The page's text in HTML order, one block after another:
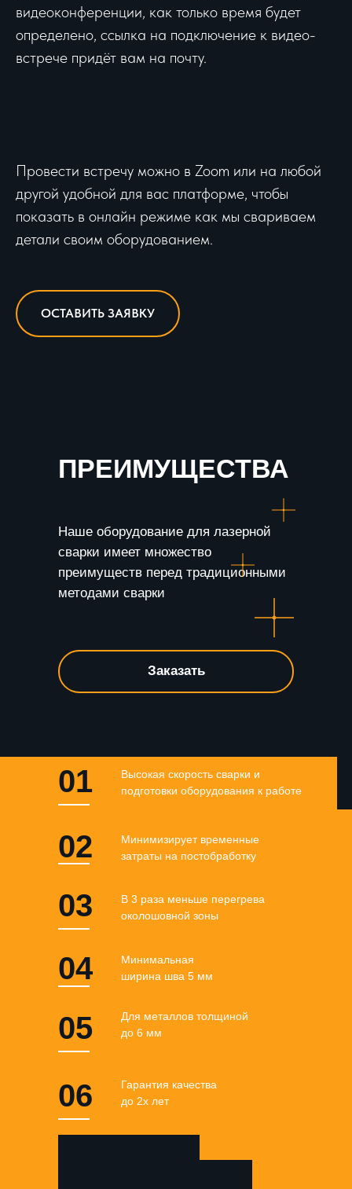
видеоконференции, как только время будет
определено, ссылка на подключение к видео-
встрече придёт вам на почту.
Провести встречу можно в Zoom или на любой
другой удобной для вас платформе, чтобы
показать в онлайн режиме как мы свариваем
детали своим оборудованием.
ОСТАВИТЬ ЗАЯВКУ
ПРЕИМУЩЕСТВА
Наше оборудование для лазерной
сварки имеет множество
преимуществ перед традиционными
методами сварки
Минимальная
ширина шва 5 мм
Высокая скорость сварки и
подготовки оборудования к работе
Минимизирует временные
затраты на постобработку
Для металлов толщиной
до 6 мм
В 3 раза меньше перегрева
околошовной зоны
Гарантия качества
до 2х лет
Заказать
01
02
04
05
03
06